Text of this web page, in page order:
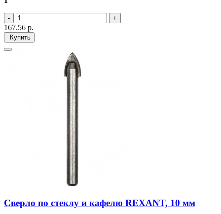
167.56 р.
Купить
Сверло по стеклу и кафелю REXANT, 10 мм